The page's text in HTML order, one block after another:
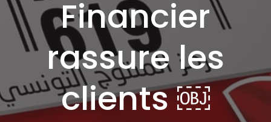
Financier
rassure les
clients ￼